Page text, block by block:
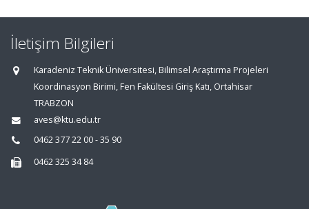
İletişim Bilgileri
Karadeniz Teknik Üniversitesi, Bilimsel Araştırma Projeleri
Koordinasyon Birimi, Fen Fakültesi Giriş Katı, Ortahisar
TRABZON
aves@ktu.edu.tr
0462 377 22 00 - 35 90
0462 325 34 84